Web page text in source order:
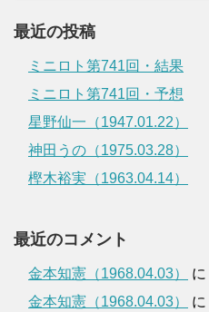
最近の投稿
ミニロト第741回・結果
ミニロト第741回・予想
星野仙一（1947.01.22）
神田うの（1975.03.28）
樫木裕実（1963.04.14）
最近のコメント
金本知憲（1968.04.03） に
金本知憲（1968.04.03）
に